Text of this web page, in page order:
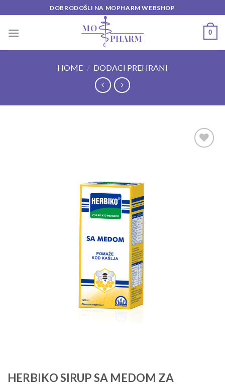
to
content
DOBRODOŠLI NA MOPHARM WEBSHOP
0
HOME / DODACI PREHRANI
HERBIKO SIRUP SA MEDOM ZA